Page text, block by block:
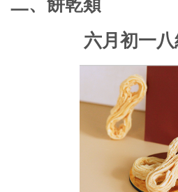
二、餅乾類
六月初一